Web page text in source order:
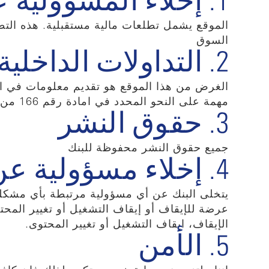
الموقع يشمل تطلعات مالية مستقبلية. هذه
السوق
2. التداولات الداخلية
الغرض من هذا الموقع هو تقديم معلومات في
مهمة على النحو المحدد في امادة رقم 166 من قوانين السوق المالي.
3. حقوق النشر
جميع حقوق النشر محفوظة للبنك
4. إخلاء مسؤولية عن الضمانات
يتخلى البنك عن أي مسؤولية مرتبطة بأي
عرضة للإيقاف أو إيقاف التشغيل أو تغيير
الإيقاف، ايقاف التشغيل أو تغيير المحتوى.
5. الأمن